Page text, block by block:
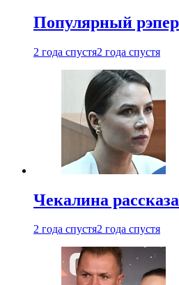
Популярный
2 года спустя2 года спустя
Чекалина
2 года спустя2 года спустя